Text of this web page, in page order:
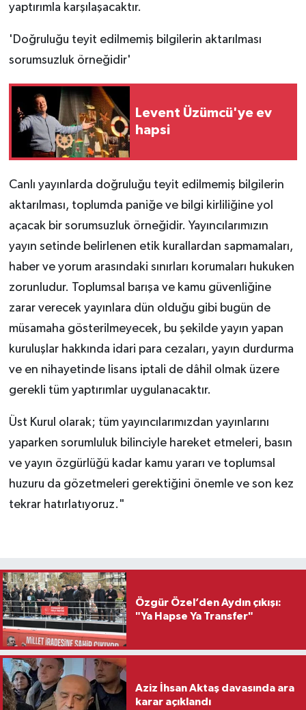
yaptırımla karşılaşacaktır.
'Doğruluğu teyit edilmemiş bilgilerin aktarılması
sorumsuzluk örneğidir'
Levent Üzümcü'ye ev
hapsi
Canlı yayınlarda doğruluğu teyit edilmemiş bilgilerin
aktarılması, toplumda paniğe ve bilgi kirliliğine yol
açacak bir sorumsuzluk örneğidir. Yayıncılarımızın
yayın setinde belirlenen etik kurallardan sapmamaları,
haber ve yorum arasındaki sınırları korumaları hukuken
zorunludur. Toplumsal barışa ve kamu güvenliğine
zarar verecek yayınlara dün olduğu gibi bugün de
müsamaha gösterilmeyecek, bu şekilde yayın yapan
kuruluşlar hakkında idari para cezaları, yayın durdurma
ve en nihayetinde lisans iptali de dâhil olmak üzere
gerekli tüm yaptırımlar uygulanacaktır.
Üst Kurul olarak; tüm yayıncılarımızdan yayınlarını
yaparken sorumluluk bilinciyle hareket etmeleri, basın
ve yayın özgürlüğü kadar kamu yararı ve toplumsal
huzuru da gözetmeleri gerektiğini önemle ve son kez
tekrar hatırlatıyoruz."
Özgür Özel’den Aydın çıkışı:
"Ya Hapse Ya Transfer"
Aziz İhsan Aktaş davasında ara
karar açıklandı